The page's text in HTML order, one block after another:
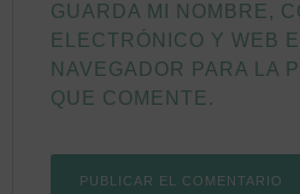
GUARDA MI NOMBRE,
ELECTRÓNICO Y WEB
NAVEGADOR PARA LA
QUE COMENTE.